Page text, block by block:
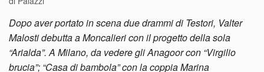
Dopo aver portato in scena due drammi di Testori, Valter
Malosti debutta a Moncalieri con il progetto della sola
“Arialda”. A Milano, da vedere gli Anagoor con “Virgilio
brucia”; “Casa di bambola” con la coppia Marina